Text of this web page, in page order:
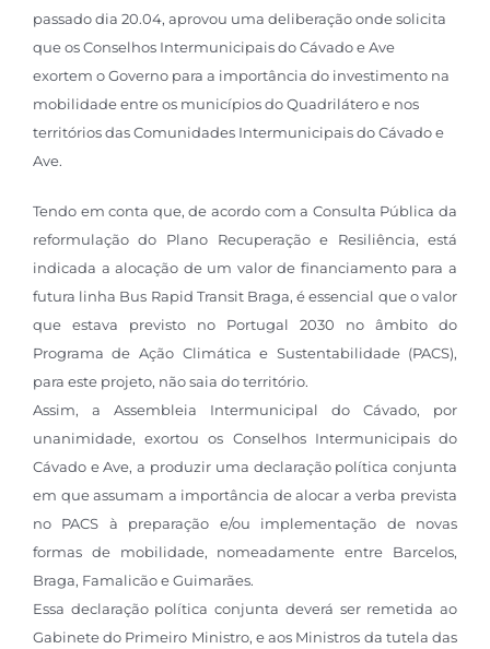
passado dia 20.04, aprovou uma deliberação onde solicita
que os Conselhos Intermunicipais do Cávado e Ave
exortem o Governo para a importância do investimento na
mobilidade entre os municípios do Quadrilátero e nos
territórios das Comunidades Intermunicipais do Cávado e
Ave.
Tendo em conta que, de acordo com a Consulta Pública da
reformulação do Plano Recuperação e Resiliência, está
indicada a alocação de um valor de financiamento para a
futura linha Bus Rapid Transit Braga, é essencial que o valor
que estava previsto no Portugal 2030 no âmbito do
Programa de Ação Climática e Sustentabilidade (PACS),
para este projeto, não saia do território.
Assim, a Assembleia Intermunicipal do Cávado, por
unanimidade, exortou os Conselhos Intermunicipais do
Cávado e Ave, a produzir uma declaração política conjunta
em que assumam a importância de alocar a verba prevista
no PACS à preparação e/ou implementação de novas
formas de mobilidade, nomeadamente entre Barcelos,
Braga, Famalicão e Guimarães.
Essa declaração política conjunta deverá ser remetida ao
Gabinete do Primeiro Ministro, e aos Ministros da tutela das